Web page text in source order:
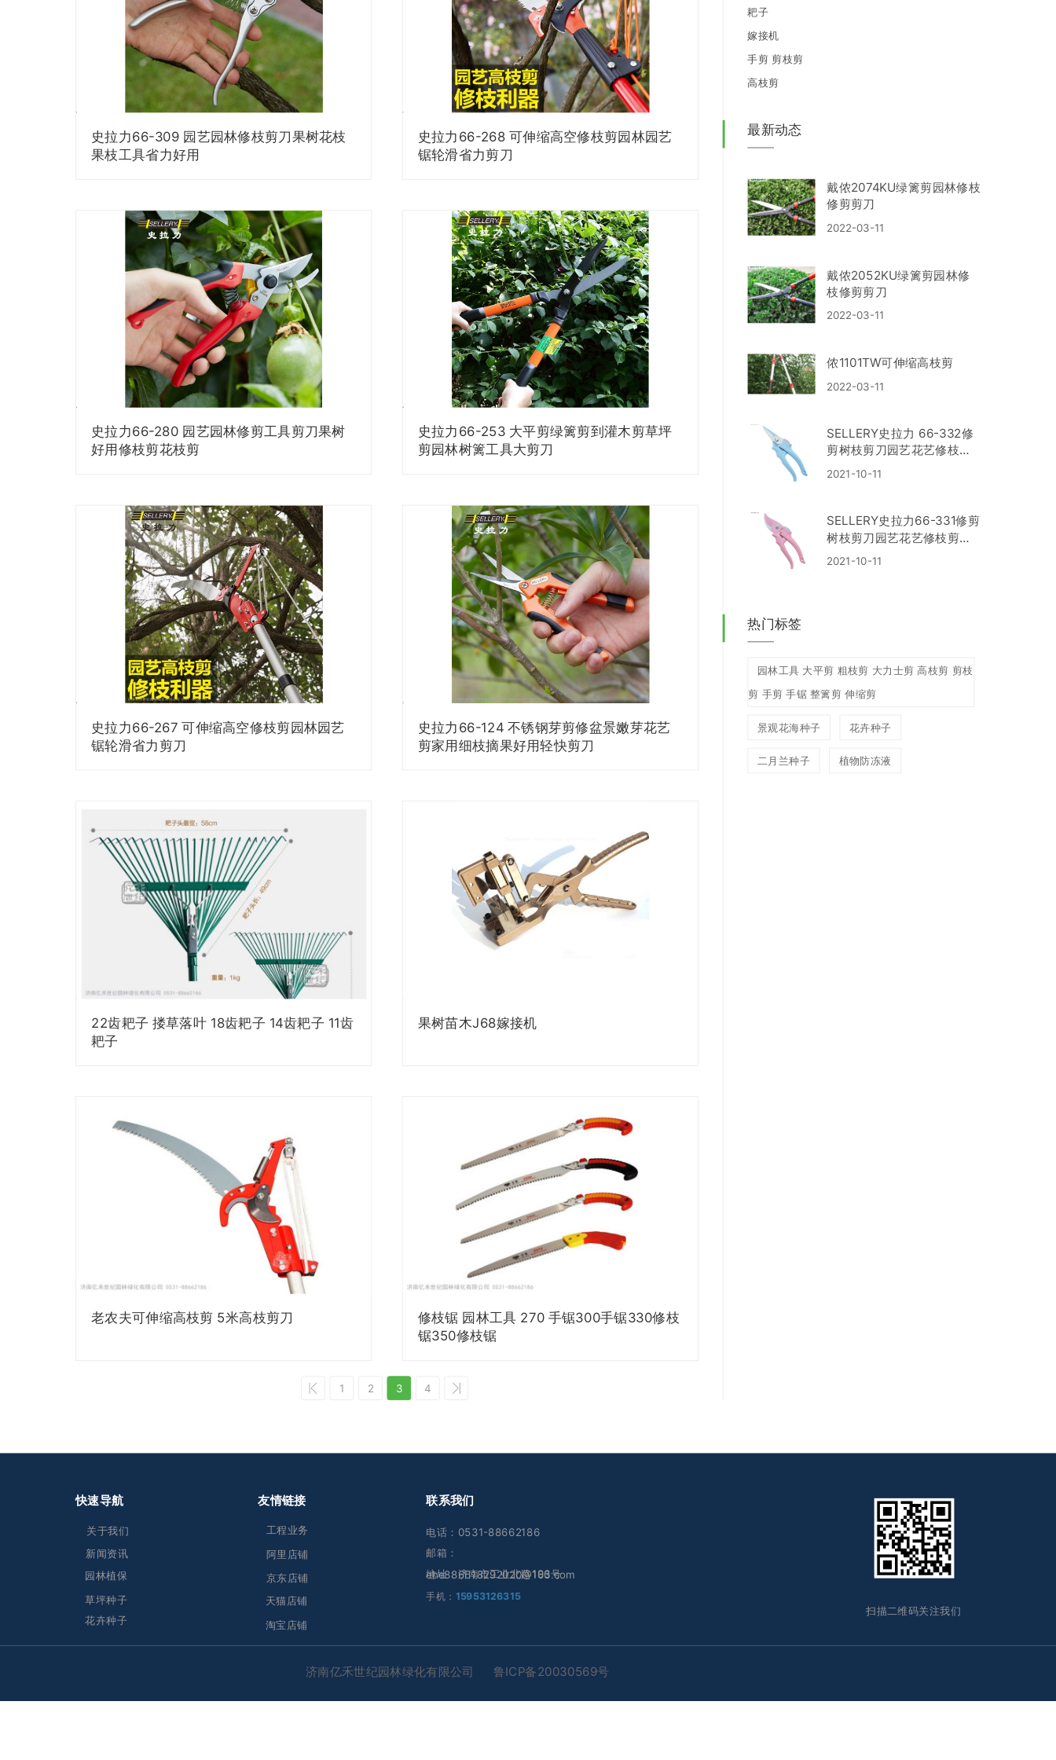
史拉力66-309 园艺园林修枝剪刀果树花枝
果枝工具省力好用
史拉力66-268 可伸缩高空修枝剪园林园艺
锯轮滑省力剪刀
史拉力66-280 园艺园林修剪工具剪刀果树
好用修枝剪花枝剪
史拉力66-253 大平剪绿篱剪到灌木剪草坪
剪园林树篱工具大剪刀
史拉力66-267 可伸缩高空修枝剪园林园艺
锯轮滑省力剪刀
史拉力66-124 不锈钢芽剪修盆景嫩芽花艺
剪家用细枝摘果好用轻快剪刀
22齿耙子 搂草落叶 18齿耙子 14齿耙子 11齿
耙子
果树苗木J68嫁接机
老农夫可伸缩高枝剪 5米高枝剪刀 修枝锯 园林工具 270 手锯300手锯330修枝
锯350修枝锯
1 2 3 4
耙子
嫁接机
手剪 剪枝剪
高枝剪
最新动态
戴侬2074KU绿篱剪园林修枝
修剪剪刀
2022-03-11
戴侬2052KU绿篱剪园林修
枝修剪剪刀
2022-03-11
侬1101TW可伸缩高枝剪
2022-03-11
SELLERY史拉力 66-332修
剪树枝剪刀园艺花艺修枝剪
清新马卡龙枝剪
2021-10-11
SELLERY史拉力66-331修剪
树枝剪刀园艺花艺修枝剪清
新马卡龙枝剪
2021-10-11
热门标签
园林工具 大平剪 粗枝剪 大力士剪 高枝剪 剪枝
剪 手剪 手锯 整篱剪 伸缩剪
景观花海种子 花卉种子
二月兰种子 植物防冻液
快速导航 友情链接 联系我们
电话：0531-88662186
邮箱：
ehe886618292020@163.com
地址：济南市工业北路196号
手机： 15953126315
扫描二维码关注我们
济南亿禾世纪园林绿化有限公司 鲁ICP备20030569号
关于我们
新闻资讯
园林植保
草坪种子
工程业务
阿里店铺
京东店铺
天猫店铺
淘宝店铺
花卉种子